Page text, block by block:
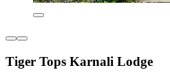
Tiger Tops Karnali Lodge